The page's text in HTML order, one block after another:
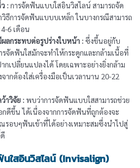
: การจัดฟันแบบใสอินวิสไลน์ สามารถจัด
วิธีการจัดฟันแบบบเหล็ก ในบางกรณีสามารถ
6 เดือน
ลกระทบต่อรูปร่างใบหน้า : ซึ่งขึ้นอยู่กับ
รจัดฟันใสมักจะทำให้กระดูกและกล้ามเนื้อที่
กเปลี่ยนแปลงได้ โดยเฉพาะอย่างยิ่งกล้าม
ากต้องใส่เครื่องมือเป็นเวลานาน 20-22
าวิจัย : พบว่าการจัดฟันแบบใสสามารถช่วย
ดีขึ้น ได้เนื่องจากการจัดฟันที่ถูกต้องจะ
รอบๆฟันเข้าที่ได้อย่างเหมาะสมซึ่งนำไปสู่
ใสอินวิสไลน์ (Invisalign)